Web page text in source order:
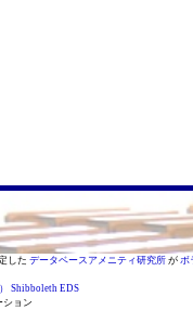
した データベースアメニティ研究所 が ボ
Shibboleth EDS
ション